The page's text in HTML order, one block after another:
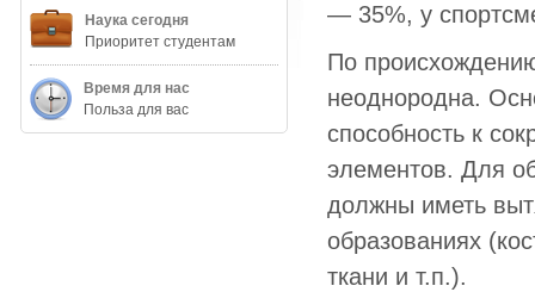
— 35%, у
По
неоднородна.
способность к
элементов. Для
должны иметь
образованиях
ткани и т.п.).
Наука сегодня
Приоритет студентам
Время для нас
Польза для вас